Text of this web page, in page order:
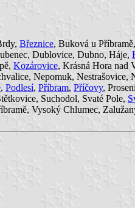
Březnice, Buková u
Dublovice, Dubno, Háje,
Kozárovice, Krásná Hora nad
Nepomuk, Nestrašovice,
, Podlesí, Příbram, Příčovy,
Suchodol, Svaté Pole,
Vysoký Chlumec,